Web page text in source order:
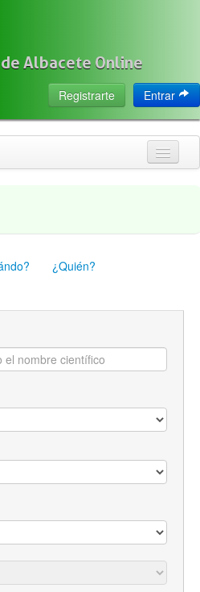
Albacete Online
Entrar
Registrarte
¿Quién?